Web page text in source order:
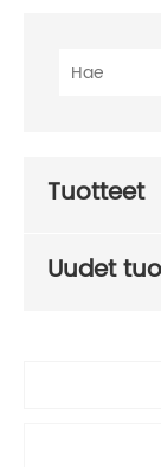
Tuotteet
Uudet